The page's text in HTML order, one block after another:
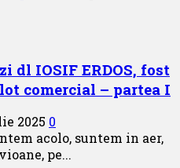
dl IOSIF ERDOS, fost
comercial – partea I
2025 0
acolo, suntem in aer,
pe...